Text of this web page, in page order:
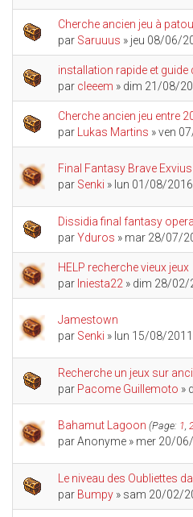
Cherche ancien jeu à
par Saruuus » jeu 08/06/
installation rapide et guide
par cleeem » dim 21/08/
Cherche ancien jeu entre
par
Lukas Martins » ven
Final Fantasy Brave Exvius
par Senki » lun 01/08/
Dissidia final fantasy
parYduros » mar 28/07/
HELP recherche vieux jeux
par Iniesta22 » dim 28/02/
Jamestown
par Senki » lun 15/08/
Recherche un jeux sur
par Pacome Guillemoto »
Bahamut Lagoon (Page: 1,
parAnonyme » mer 20/
Le niveau des Oubliettes
par Bumpy » sam 20/02/